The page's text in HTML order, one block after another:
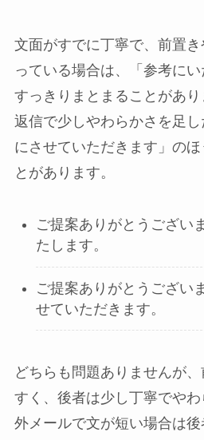
文面がすでに丁寧で、前置
っている場合は、「参考に
すっきりまとまることがあ
返信で少しやわらかさを足
にさせていただきます」の
とがあります。
ご提案ありがとうござい
たします。
ご提案ありがとうござい
せていただきます。
どちらも問題ありませんが
すく、後者は少し丁寧でや
外メールで文が短い場合は